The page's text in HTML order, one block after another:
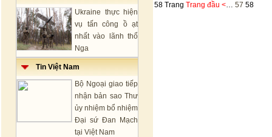
Ukraine thực hiện
vụ tấn công ồ ạt
nhất vào lãnh thổ
Nga
Tin Việt Nam
Bộ Ngoại giao tiếp
nhận bản sao Thư
ủy nhiệm bổ nhiệm
Đại sứ Đan Mạch
tại Việt Nam
58 Trang Trang đầu <… 57 58